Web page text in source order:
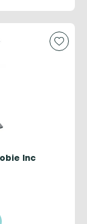
Inc